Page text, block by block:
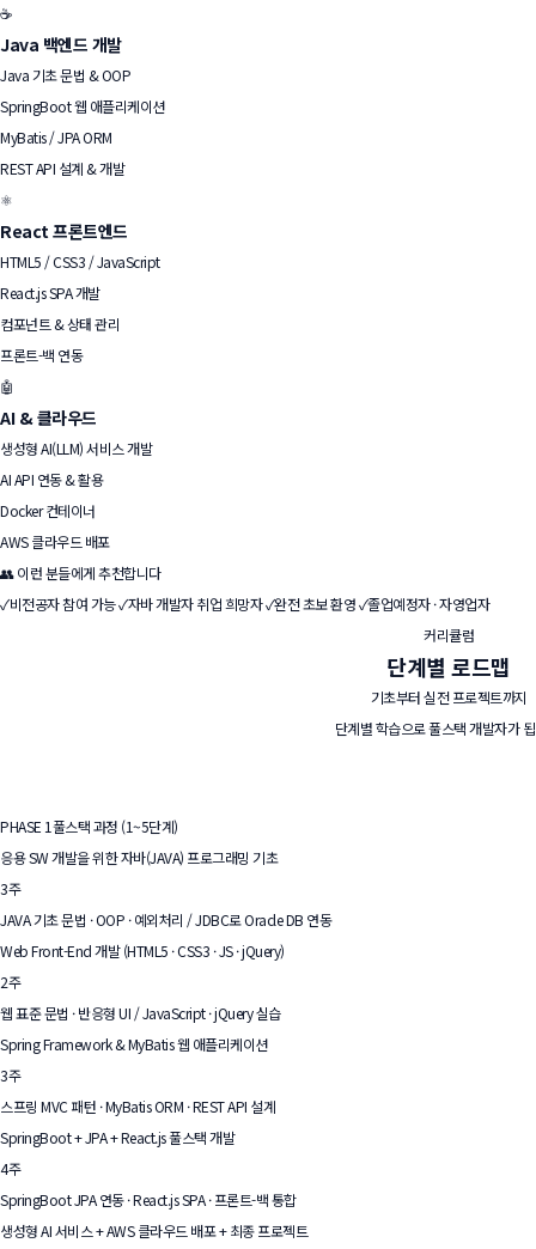
☕
Java 백엔드 개발
Java 기초 문법 & OOP
SpringBoot 웹 애플리케이션
MyBatis / JPA ORM
REST API 설계 & 개발
⚛️
React 프론트엔드
HTML5 / CSS3 / JavaScript
React.js SPA 개발
컴포넌트 & 상태 관리
프론트-백 연동
🤖
AI & 클라우드
생성형 AI(LLM) 서비스 개발
AI API 연동 & 활용
Docker 컨테이너
AWS 클라우드 배포
👥 이런 분들에게 추천합니다
✓비전공자 참여 가능✓자바 개발자 취업 희망자✓완전 초보 환영✓졸업예정자 · 자영업자
커리큘럼
단계별로드맵
기초부터 실전 프로젝트까지
단계별 학습으로 풀스택 개발자가
PHASE 1풀스택 과정 (1~5단계)
응용 SW 개발을 위한 자바(JAVA) 프로그래밍 기초
3주
JAVA 기초 문법 · OOP · 예외처리 / JDBC로 Oracle DB 연동
Web Front-End 개발 (HTML5 · CSS3 · JS · jQuery)
2주
웹 표준 문법 · 반응형 UI / JavaScript · jQuery 실습
Spring Framework & MyBatis 웹 애플리케이션
3주
스프링 MVC 패턴 · MyBatis ORM · REST API 설계
SpringBoot + JPA + React.js 풀스택 개발
4주
SpringBoot JPA 연동 · React.js SPA · 프론트-백 통합
생성형 AI 서비스 + AWS 클라우드 배포 + 최종 프로젝트